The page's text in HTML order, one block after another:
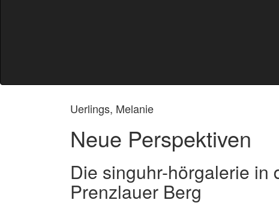
Uerlings, Melanie
Neue Perspektiven
Die singuhr-hörgalerie in
Prenzlauer Berg